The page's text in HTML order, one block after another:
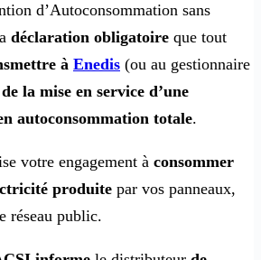
d’Autoconsommation sans
déclaration obligatoire que tout
à Enedis (ou au gestionnaire
la mise en service d’une
autoconsommation totale.
votre engagement à consommer
produite par vos panneaux,
réseau public.